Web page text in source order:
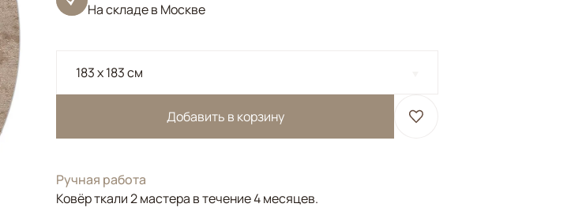
На складе в Москве
183 x 183 см
Добавить в корзину
Ручная работа
Ковёр ткали 2 мастера в течение 4 месяцев.